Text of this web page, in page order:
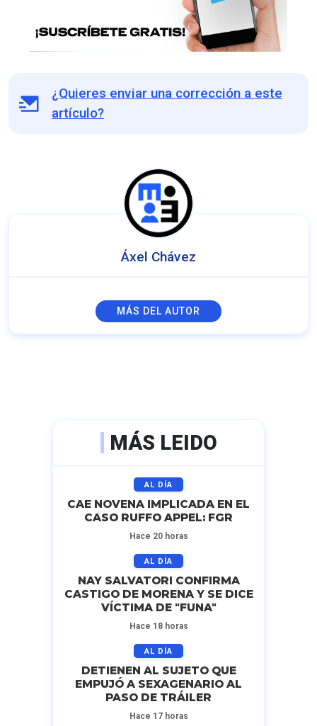
¿Quieres enviar una corrección a este
artículo?
Áxel Chávez
MÁS DEL AUTOR
MÁS LEIDO
AL DÍA
CAE NOVENA IMPLICADA EN EL
CASO RUFFO APPEL: FGR
Hace 20 horas
AL DÍA
NAY SALVATORI CONFIRMA
CASTIGO DE MORENA Y SE DICE
VÍCTIMA DE "FUNA"
Hace 18 horas
AL DÍA
DETIENEN AL SUJETO QUE
EMPUJÓ A SEXAGENARIO AL
PASO DE TRÁILER
Hace 17 horas